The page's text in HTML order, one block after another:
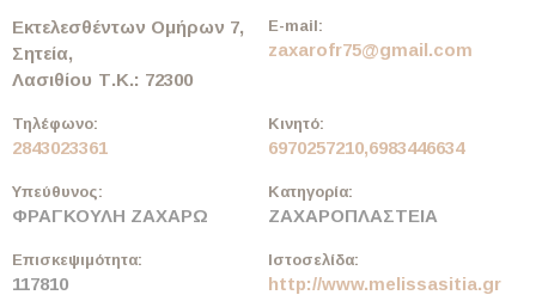
Εκτελεσθέντων Ομήρων 7,
Σητεία,
Λασιθίου Τ.Κ.: 72300
Τηλέφωνο:
2843023361
Κινητό:
6970257210,6983446634
E-mail:
zaxarofr75@gmail.com
Υπεύθυνος:
ΦΡΑΓΚΟΥΛΗ ΖΑΧΑΡΩ
Κατηγορία:
ΖΑΧΑΡΟΠΛΑΣΤΕΙΑ
Επισκεψιμότητα:
117810
Ιστοσελίδα:
http://www.melissasitia.gr